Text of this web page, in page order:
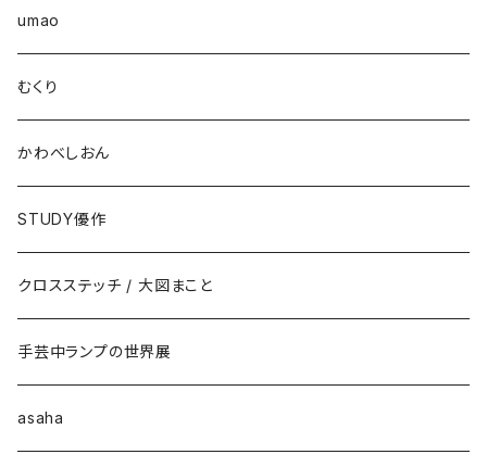
umao
むくり
かわべしおん
STUDY優作
クロスステッチ / 大図まこと
手芸中ランプの世界展
asaha